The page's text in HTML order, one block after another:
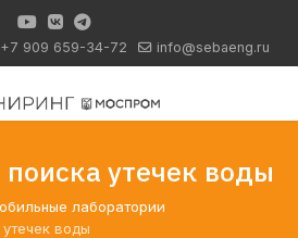
+7 909 659-34-72 info@sebaeng.ru
утечек воды
лаборатории
воды